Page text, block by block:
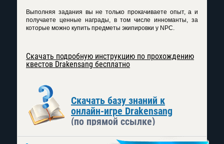
Выполняя задания вы не только прокачиваете опыт, а и
получаете ценные награды, в том числе инноманты, за
которые можно купить предметы экипировки у NPC.
Скачать подробную инструкцию по прохождению
квестов Drakensang бесплатно
Скачать базу знаний к
онлайн-игре Drakensang
(по прямой ссылке)